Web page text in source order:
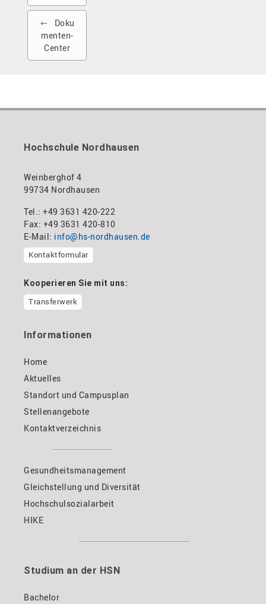
Doku
menten-
Center
Hochschule Nordhausen
Weinberghof 4
99734 Nordhausen
Tel.: +49 3631 420-222
Fax: +49 3631 420-810
E-Mail: info@hs-nordhausen.de
Kontaktformular
Kooperieren Sie mit uns:
Transferwerk
Informationen
Home
Aktuelles
Standort und Campusplan
Stellenangebote
Kontaktverzeichnis
Gesundheitsmanagement
Gleichstellung und Diversität
Hochschulsozialarbeit
HIKE
Studium an der HSN
Bachelor